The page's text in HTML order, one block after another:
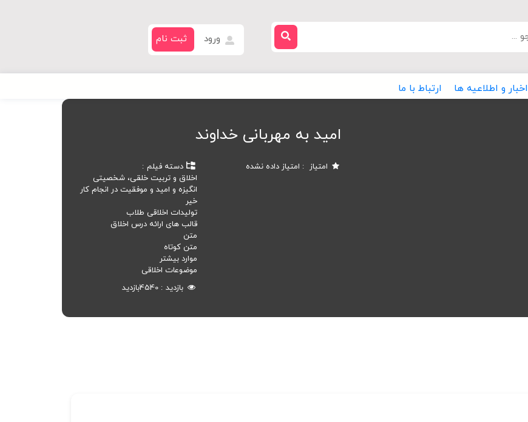
ورود ثبت نام
اخبار و اطلاعیه ها ارتباط با ما
امید به مهربانی خداوند
امتیاز امتیاز داده نشده
دسته فیلم
اخلاق و تربیت خلقی، شخصیتی
انگیزه و امید و موفقیت در انجام کار
خیر
تولیدات اخلاقی طلاب
قالب های ارائه درس اخلاق
متن
متن کوتاه
موارد بیشتر
موضوعات اخلاقی
بازدید
4540بازدید